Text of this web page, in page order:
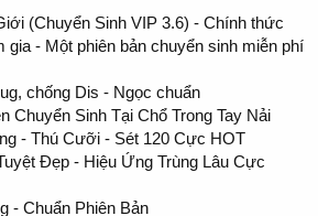
(Chuyển Sinh VIP 3.6) - Chính thức
gia - Một phiên bản chuyển sinh miễn phí
chống Dis - Ngọc chuẩn
Chuyển Sinh Tại Chổ Trong Tay Nải
- Thú Cưỡi - Sét 120 Cực HOT
Đẹp - Hiệu Ứng Trùng Lâu Cực
- Chuẩn Phiên Bản